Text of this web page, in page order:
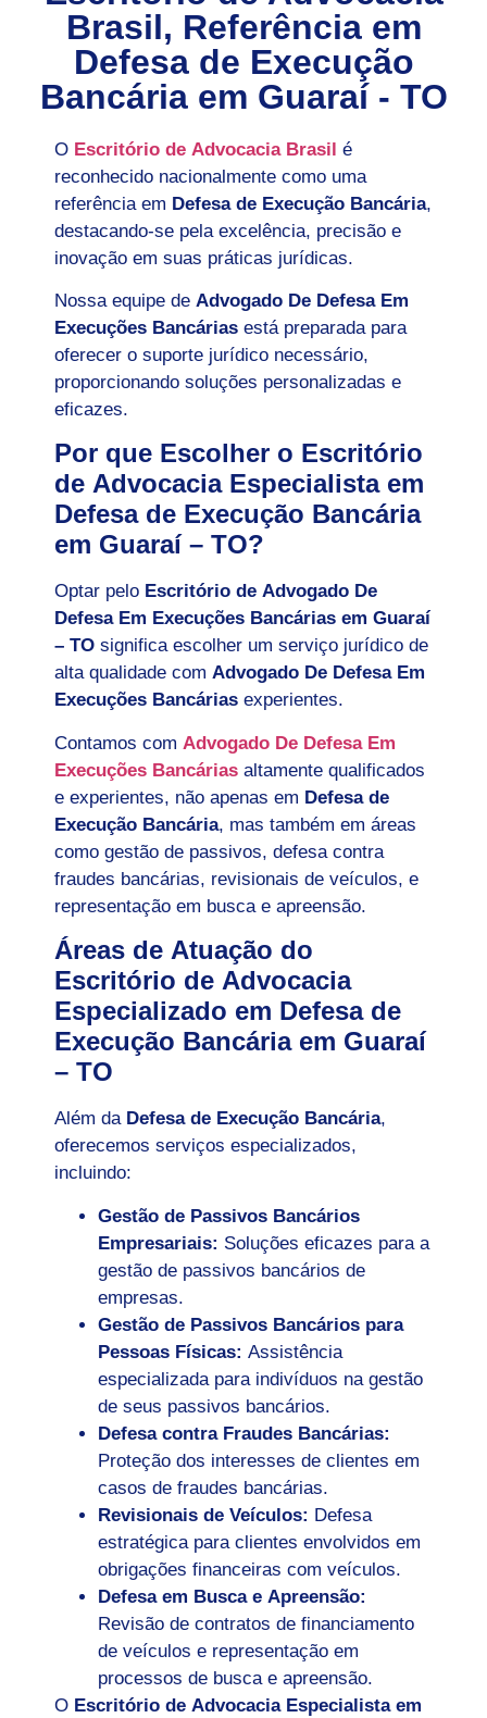
Brasil, Referência em
Defesa de Execução
Bancária em Guaraí - TO
O Escritório de Advocacia Brasil é
reconhecido nacionalmente como uma
referência em Defesa de Execução Bancária,
destacando-se pela excelência, precisão e
inovação em suas práticas jurídicas.
Nossa equipe de Advogado De Defesa Em
Execuções Bancárias está preparada para
oferecer o suporte jurídico necessário,
proporcionando soluções personalizadas e
eficazes.
Por que Escolher o Escritório
de Advocacia Especialista em
Defesa de Execução Bancária
em Guaraí – TO?
Optar pelo Escritório de Advogado De
Defesa Em Execuções Bancárias em Guaraí
– TO significa escolher um serviço jurídico de
alta qualidade com Advogado De Defesa Em
Execuções Bancárias experientes.
Contamos com Advogado De Defesa Em
Execuções Bancárias altamente qualificados
e experientes, não apenas em Defesa de
Execução Bancária, mas também em áreas
como gestão de passivos, defesa contra
fraudes bancárias, revisionais de veículos, e
representação em busca e apreensão.
Áreas de Atuação do
Escritório de Advocacia
Especializado em Defesa de
Execução Bancária em Guaraí
– TO
Além da Defesa de Execução Bancária,
oferecemos serviços especializados,
incluindo:
Gestão de Passivos Bancários
Empresariais: Soluções eficazes para a
gestão de passivos bancários de
empresas.
Gestão de Passivos Bancários para
Pessoas Físicas: Assistência
especializada para indivíduos na gestão
de seus passivos bancários.
Defesa contra Fraudes Bancárias:
Proteção dos interesses de clientes em
casos de fraudes bancárias.
Revisionais de Veículos: Defesa
estratégica para clientes envolvidos em
obrigações financeiras com veículos.
Defesa em Busca e Apreensão:
Revisão de contratos de financiamento
de veículos e representação em
processos de busca e apreensão.
O Escritório de Advocacia Especialista em